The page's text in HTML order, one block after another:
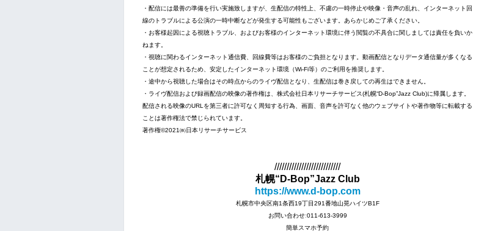
・配信には最善の準備を行い実施致しますが、生配信の特性上、不慮の一時停止や映像・音声の乱れ、インターネット回
線のトラブルによる公演の一時中断などが発生する可能性もございます。あらかじめご了承ください。
・お客様起因による視聴トラブル、およびお客様のインターネット環境に伴う閲覧の不具合に関しましては責任を負いか
ねます。
・視聴に関わるインターネット通信費、回線費等はお客様のご負担となります。動画配信となりデータ通信量が多くなる
ことが想定されるため、安定したインターネット環境（Wi-Fi等）のご利用を推奨します。
・途中から視聴した場合はその時点からのライヴ配信となり、生配信は巻き戻しての再生はできません。
・ライヴ配信および録画配信の映像の著作権は、株式会社日本リサーチサービス(札幌“D-Bop”Jazz Club)に帰属します。
配信される映像のURLを第三者に許可なく周知する行為、画面、音声を許可なく他のウェブサイトや著作物等に転載する
ことは著作権法で禁じられています。
著作権©2021㈱日本リサーチサービス
///////////////////////////
札幌“D-Bop”Jazz Club
https://www.d-bop.com
札幌市中央区南1条西19丁目291番地山晃ハイツB1F
お問い合わせː011-613-3999
簡単スマホ予約